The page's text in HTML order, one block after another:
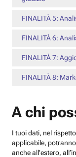
FINALITÀ 5:
FINALITÀ 6:
FINALITÀ 7:
FINALITÀ 8:
A chi
I tuoi dati, nel
applicabile,
anche all’estero,